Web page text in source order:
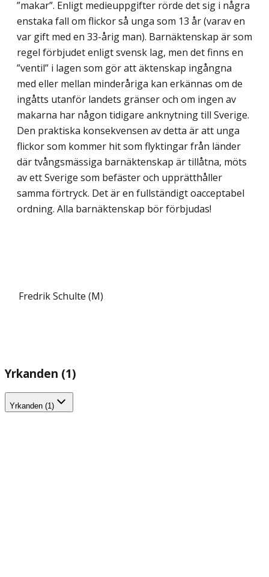
”makar”. Enligt medieuppgifter rörde det sig i några
enstaka fall om flickor så unga som 13 år (varav en
var gift med en 33-årig man). Barnäktenskap är som
regel förbjudet enligt svensk lag, men det finns en
”ventil” i lagen som gör att äktenskap ingångna
med eller mellan minderåriga kan erkännas om de
ingåtts utanför landets gränser och om ingen av
makarna har någon tidigare anknytning till Sverige.
Den praktiska konsekvensen av detta är att unga
flickor som kommer hit som flyktingar från länder
där tvångsmässiga barnäktenskap är tillåtna, möts
av ett Sverige som befäster och upprätthåller
samma förtryck. Det är en fullständigt oacceptabel
ordning. Alla barnäktenskap bör förbjudas!
Fredrik Schulte (M)
Yrkanden (1)
Yrkanden (1)